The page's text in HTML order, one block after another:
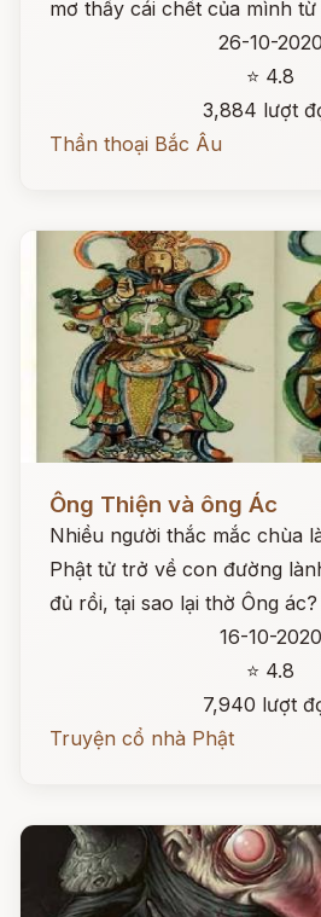
mơ thấy cái chết của mình từ
26-10-2020
⭐ 4.8
3,884 lượt
Thần thoại Bắc Âu
Đọc ngay
Ông Thiện và ông Ác
Nhiều người thắc mắc chùa
Phật tử trở về con đường
đủ rồi, tại sao lại thờ Ông ác?
16-10-2020
⭐ 4.8
7,940 lượt
Truyện cổ nhà Phật